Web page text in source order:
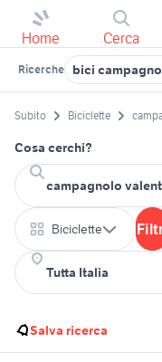
Home Cerca
Ricerche bici
Subito Biciclette
Cosa cerchi?
Biciclette
Salva ricerca